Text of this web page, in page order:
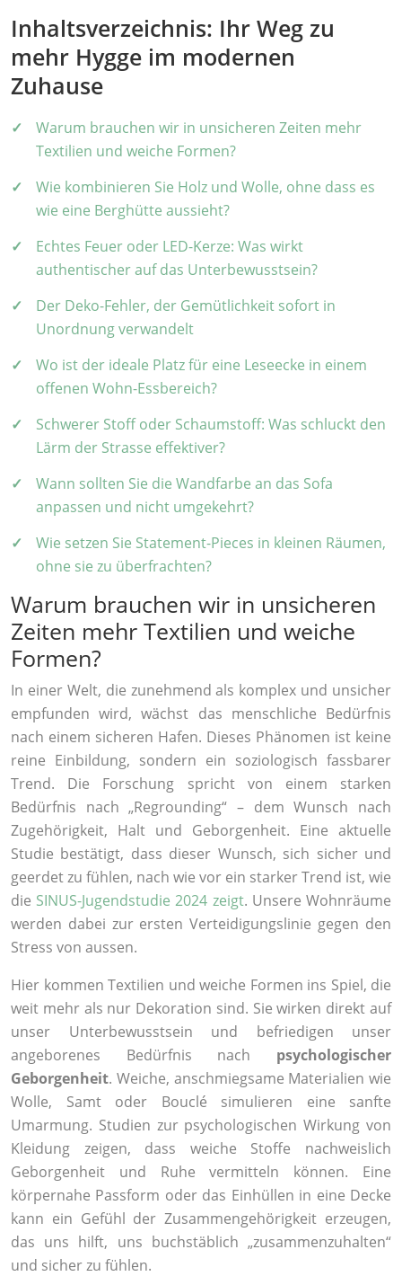
Inhaltsverzeichnis: Ihr Weg zu
mehr Hygge im modernen
Zuhause
Warum brauchen wir in unsicheren Zeiten mehr
Textilien und weiche Formen?
Wie kombinieren Sie Holz und Wolle, ohne dass es
wie eine Berghütte aussieht?
Echtes Feuer oder LED-Kerze: Was wirkt
authentischer auf das Unterbewusstsein?
Der Deko-Fehler, der Gemütlichkeit sofort in
Unordnung verwandelt
Wo ist der ideale Platz für eine Leseecke in einem
offenen Wohn-Essbereich?
Schwerer Stoff oder Schaumstoff: Was schluckt den
Lärm der Strasse effektiver?
Wann sollten Sie die Wandfarbe an das Sofa
anpassen und nicht umgekehrt?
Wie setzen Sie Statement-Pieces in kleinen Räumen,
ohne sie zu überfrachten?
Warum brauchen wir in unsicheren
Zeiten mehr Textilien und weiche
Formen?
In einer Welt, die zunehmend als komplex und unsicher
empfunden wird, wächst das menschliche Bedürfnis
nach einem sicheren Hafen. Dieses Phänomen ist keine
reine Einbildung, sondern ein soziologisch fassbarer
Trend. Die Forschung spricht von einem starken
Bedürfnis nach „Regrounding“ – dem Wunsch nach
Zugehörigkeit, Halt und Geborgenheit. Eine aktuelle
Studie bestätigt, dass dieser Wunsch, sich sicher und
geerdet zu fühlen, nach wie vor ein starker Trend ist, wie
die SINUS-Jugendstudie 2024 zeigt. Unsere Wohnräume
werden dabei zur ersten Verteidigungslinie gegen den
Stress von aussen.
Hier kommen Textilien und weiche Formen ins Spiel, die
weit mehr als nur Dekoration sind. Sie wirken direkt auf
unser Unterbewusstsein und befriedigen unser
angeborenes Bedürfnis nach psychologischer
Geborgenheit. Weiche, anschmiegsame Materialien wie
Wolle, Samt oder Bouclé simulieren eine sanfte
Umarmung. Studien zur psychologischen Wirkung von
Kleidung zeigen, dass weiche Stoffe nachweislich
Geborgenheit und Ruhe vermitteln können. Eine
körpernahe Passform oder das Einhüllen in eine Decke
kann ein Gefühl der Zusammengehörigkeit erzeugen,
das uns hilft, uns buchstäblich „zusammenzuhalten“
und sicher zu fühlen.